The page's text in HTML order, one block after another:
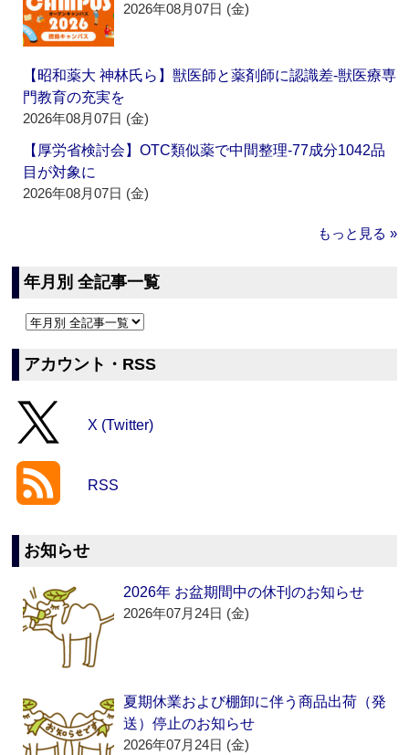
2026年08月07日 (金)
【昭和薬大 神林氏ら】獣医師と薬剤師に認識差‐獣医療専
門教育の充実を
2026年08月07日 (金)
【厚労省検討会】OTC類似薬で中間整理‐77成分1042品
目が対象に
2026年08月07日 (金)
もっと見る »
年月別 全記事一覧
アカウント・RSS
X (Twitter)
RSS
お知らせ
2026年 お盆期間中の休刊のお知らせ
2026年07月24日 (金)
夏期休業および棚卸に伴う商品出荷（発
送）停止のお知らせ
2026年07月24日 (金)